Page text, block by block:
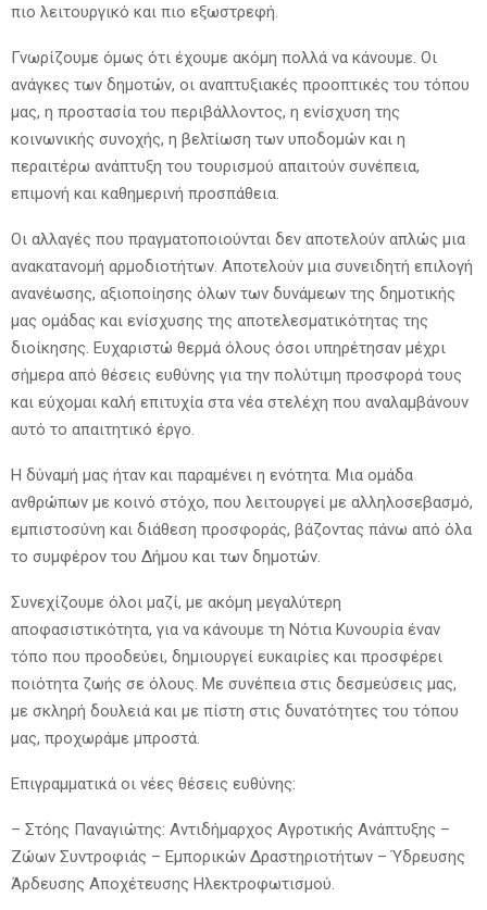
πιο λειτουργικό και πιο εξωστρεφή.
Γνωρίζουμε όμως ότι έχουμε ακόμη πολλά να κάνουμε. Οι
ανάγκες των δημοτών, οι αναπτυξιακές προοπτικές του τόπου
μας, η προστασία του περιβάλλοντος, η ενίσχυση της
κοινωνικής συνοχής, η βελτίωση των υποδομών και η
περαιτέρω ανάπτυξη του τουρισμού απαιτούν συνέπεια,
επιμονή και καθημερινή προσπάθεια.
Οι αλλαγές που πραγματοποιούνται δεν αποτελούν απλώς μια
ανακατανομή αρμοδιοτήτων. Αποτελούν μια συνειδητή επιλογή
ανανέωσης, αξιοποίησης όλων των δυνάμεων της δημοτικής
μας ομάδας και ενίσχυσης της αποτελεσματικότητας της
διοίκησης. Ευχαριστώ θερμά όλους όσοι υπηρέτησαν μέχρι
σήμερα από θέσεις ευθύνης για την πολύτιμη προσφορά τους
και εύχομαι καλή επιτυχία στα νέα στελέχη που αναλαμβάνουν
αυτό το απαιτητικό έργο.
Η δύναμή μας ήταν και παραμένει η ενότητα. Μια ομάδα
ανθρώπων με κοινό στόχο, που λειτουργεί με αλληλοσεβασμό,
εμπιστοσύνη και διάθεση προσφοράς, βάζοντας πάνω από όλα
το συμφέρον του Δήμου και των δημοτών.
Συνεχίζουμε όλοι μαζί, με ακόμη μεγαλύτερη
αποφασιστικότητα, για να κάνουμε τη Νότια Κυνουρία έναν
τόπο που προοδεύει, δημιουργεί ευκαιρίες και προσφέρει
ποιότητα ζωής σε όλους. Με συνέπεια στις δεσμεύσεις μας,
με σκληρή δουλειά και με πίστη στις δυνατότητες του τόπου
μας, προχωράμε μπροστά.
Επιγραμματικά οι νέες θέσεις ευθύνης:
– Στόης Παναγιώτης: Αντιδήμαρχος Αγροτικής Ανάπτυξης –
Ζώων Συντροφιάς – Εμπορικών Δραστηριοτήτων – Ύδρευσης
Άρδευσης Αποχέτευσης Ηλεκτροφωτισμού.